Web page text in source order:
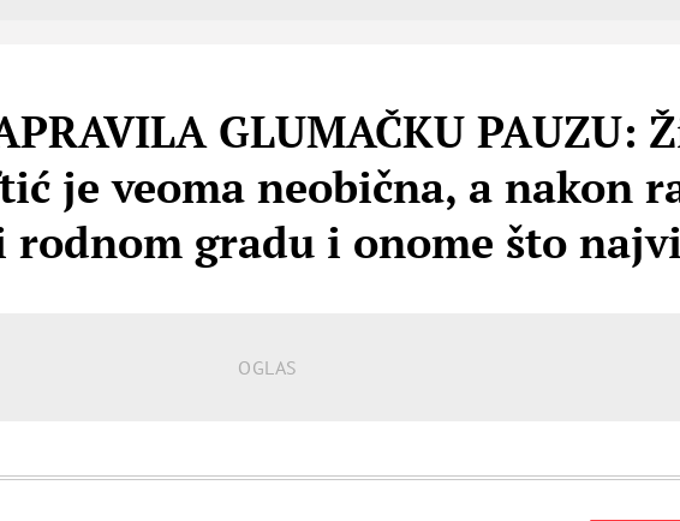
GLUMAČKU PAUZU:
je veoma neobična, a nakon
rodnom gradu i onome što